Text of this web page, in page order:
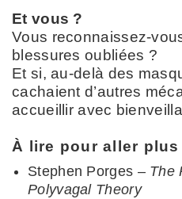
Et vous ?
Vous reconnaissez-
blessures oubliées ?
Et si, au-delà des
cachaient d’autres
accueillir avec
À lire pour aller
Stephen Porges – The
Polyvagal Theory